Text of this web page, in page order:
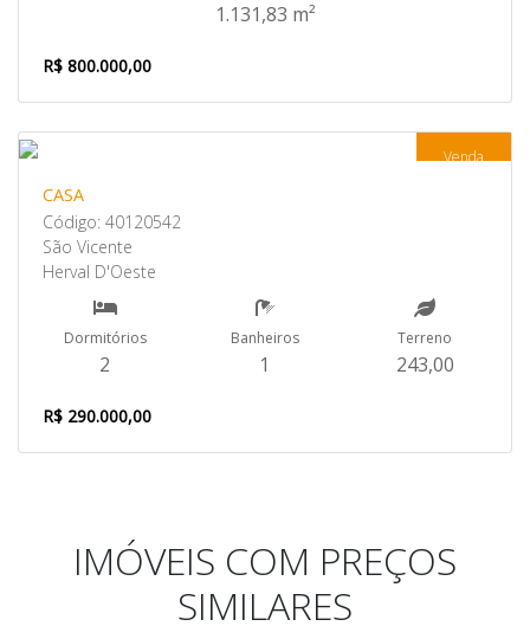
1.131,83 m²
R$ 800.000,00
Venda
CASA
Código: 40120542
São Vicente
Herval D'Oeste
Dormitórios
2
Banheiros
1
Terreno
243,00
R$ 290.000,00
IMÓVEIS COM PREÇOS
SIMILARES